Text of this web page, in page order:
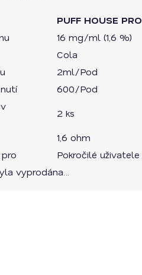
PUFF HOUSE PRO
16 mg/ml (1,6 %)
Cola
2ml/Pod
600/Pod
2 ks
1,6 ohm
Pokročilé uživatele
vyprodána…